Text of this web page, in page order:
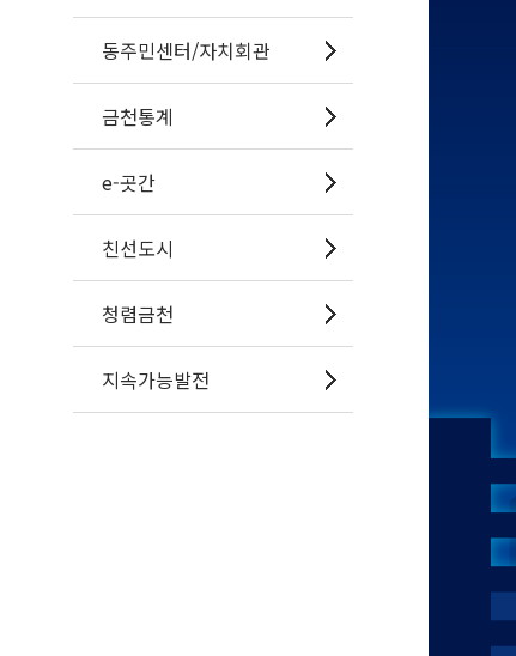
동주민센터/자치회관
금천통계
e-곳간
친선도시
청렴금천
지속가능발전